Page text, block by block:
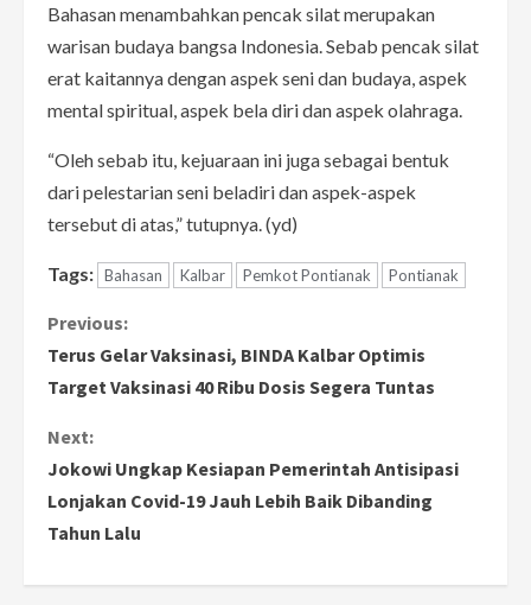
Bahasan menambahkan pencak silat merupakan
warisan budaya bangsa Indonesia. Sebab pencak silat
erat kaitannya dengan aspek seni dan budaya, aspek
mental spiritual, aspek bela diri dan aspek olahraga.
“Oleh sebab itu, kejuaraan ini juga sebagai bentuk
dari pelestarian seni beladiri dan aspek-aspek
tersebut di atas,” tutupnya. (yd)
Tags: Bahasan Kalbar Pemkot Pontianak Pontianak
C
o
n
t
i
n
Previous:
Terus Gelar Vaksinasi, BINDA Kalbar Optimis
Target Vaksinasi 40 Ribu Dosis Segera Tuntas
Next:
Jokowi Ungkap Kesiapan Pemerintah Antisipasi
Lonjakan Covid-19 Jauh Lebih Baik Dibanding
Tahun Lalu